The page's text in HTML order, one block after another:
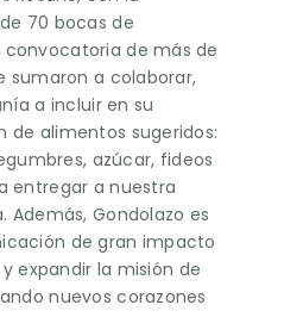
70 bocas de
de más de
sumaron a colaborar,
a incluir en su
de alimentos sugeridos:
azúcar, fideos
entregar a nuestra
Gondolazo es
de gran impacto
expandir la misión de
nuevos corazones